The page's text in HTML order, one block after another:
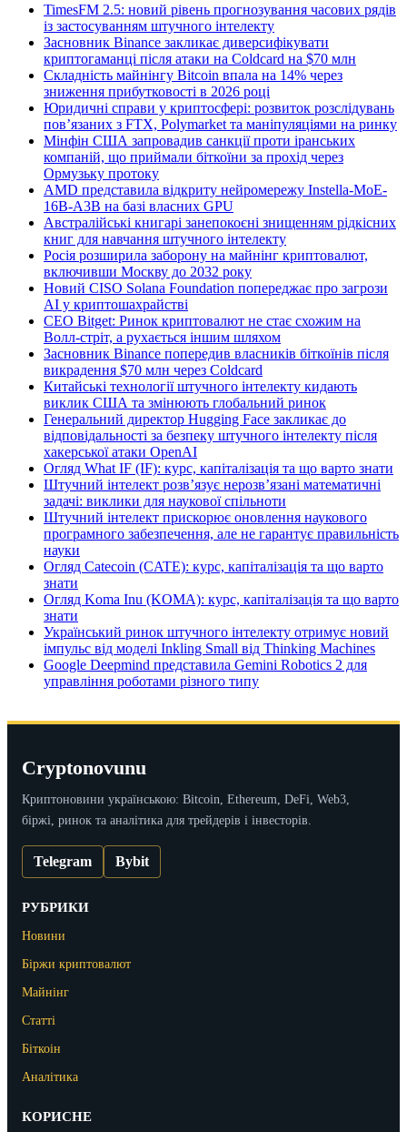
TimesFM 2.5: новий рівень прогнозування часових рядів
із застосуванням штучного інтелекту
Засновник Binance закликає диверсифікувати
криптогаманці після атаки на Coldcard на $70 млн
Складність майнінгу Bitcoin впала на 14% через
зниження прибутковості в 2026 році
Юридичні справи у криптосфері: розвиток розслідувань
пов’язаних з FTX, Polymarket та маніпуляціями на ринку
Мінфін США запровадив санкції проти іранських
компаній, що приймали біткоїни за прохід через
Ормузьку протоку
AMD представила відкриту нейромережу Instella-MoE-
16B-A3B на базі власних GPU
Австралійські книгарі занепокоєні знищенням рідкісних
книг для навчання штучного інтелекту
Росія розширила заборону на майнінг криптовалют,
включивши Москву до 2032 року
Новий CISO Solana Foundation попереджає про загрози
AI у криптошахрайстві
CEO Bitget: Ринок криптовалют не стає схожим на
Волл-стріт, а рухається іншим шляхом
Засновник Binance попередив власників біткоїнів після
викрадення $70 млн через Coldcard
Китайські технології штучного інтелекту кидають
виклик США та змінюють глобальний ринок
Генеральний директор Hugging Face закликає до
відповідальності за безпеку штучного інтелекту після
хакерської атаки OpenAI
Огляд What IF (IF): курс, капіталізація та що варто знати
Штучний інтелект розв’язує нерозв’язані математичні
задачі: виклики для наукової спільноти
Штучний інтелект прискорює оновлення наукового
програмного забезпечення, але не гарантує правильність
науки
Огляд Catecoin (CATE): курс, капіталізація та що варто
знати
Огляд Koma Inu (KOMA): курс, капіталізація та що варто
знати
Український ринок штучного інтелекту отримує новий
імпульс від моделі Inkling Small від Thinking Machines
Google Deepmind представила Gemini Robotics 2 для
управління роботами різного типу
Cryptonovunu
Криптоновини українською: Bitcoin, Ethereum, DeFi, Web3,
біржі, ринок та аналітика для трейдерів і інвесторів.
Telegram Bybit
РУБРИКИ
Новини
Біржи криптовалют
Майнінг
Статті
Біткоін
Аналітика
КОРИСНЕ